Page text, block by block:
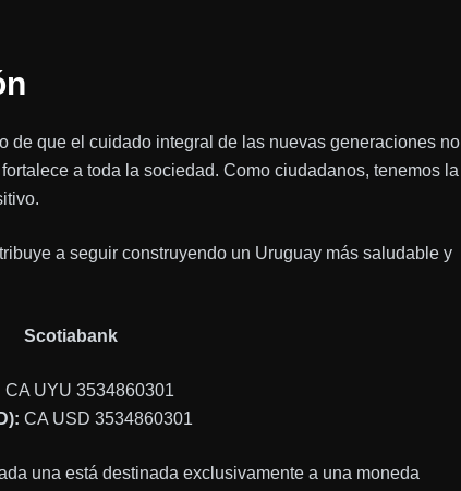
de que el cuidado integral de las nuevas generaciones no
a toda la sociedad. Como ciudadanos, tenemos la
a seguir construyendo un Uruguay más saludable y
Scotiabank
CA UYU 3534860301
CA USD 3534860301
una está destinada exclusivamente a una moneda